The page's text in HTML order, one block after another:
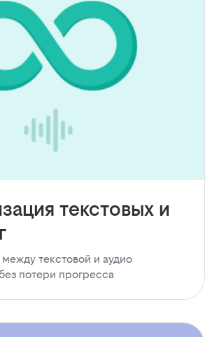
текстовых и
текстовой и аудио
потери прогресса